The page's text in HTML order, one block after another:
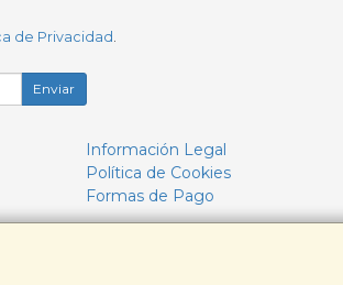
de Privacidad .
Enviar
Información Legal
Política de Cookies
Formas de Pago